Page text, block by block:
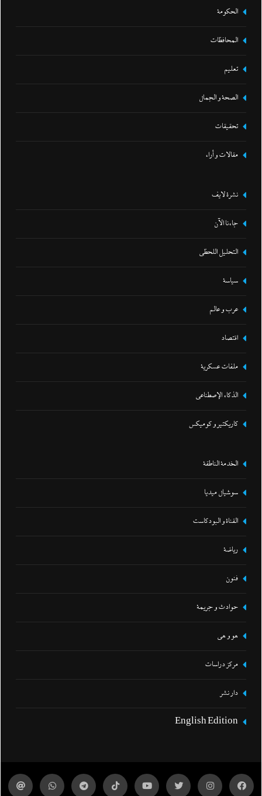
الحكومة
المحافظات
تعليم
الصحة و الجمال
تحقيقات
مقالات و أراء
نشرة لايف
جاءنا الآن
التحليل اللحظي
سياسة
عرب و عالم
اقتصاد
ملفات عسكرية
الذكاء الإصطناعي
كاريكتير و كوميكس
الخدمة الناطقة
سوشيال ميديا
القناة و البودكاست
رياضة
فنون
حوادث و جريمة
هو و هي
مركز دراسات
دار نشر
English Edition